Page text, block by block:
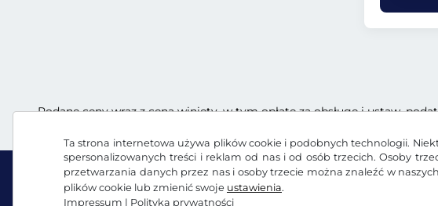
Ta strona internetowa używa plików cookie i podobnych technologii.
spersonalizowanych treści i reklam od nas i od osób trzecich. Osoby
przetwarzania danych przez nas i osoby trzecie można znaleźć w naszych
plików cookie lub zmienić swoje ustawienia.
Impressum | Polityka prywatności
Podane ceny wraz z ceną winiety, w tym opłatę za obsługę i ustaw.